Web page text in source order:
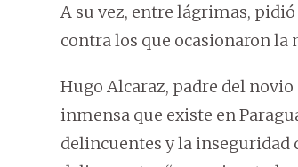
A su vez, entre lágrimas,
contra los que ocasionaron la
Hugo Alcaraz, padre del
inmensa que existe en
delincuentes y la inseguridad